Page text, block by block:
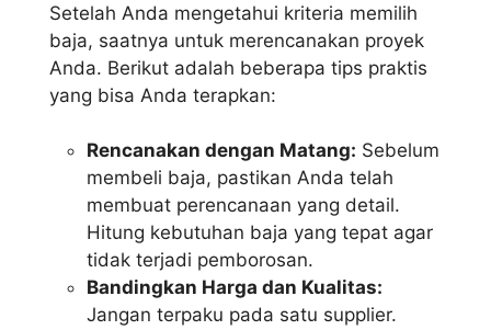
Setelah Anda mengetahui kriteria memilih
baja, saatnya untuk merencanakan proyek
Anda. Berikut adalah beberapa tips praktis
yang bisa Anda terapkan:
Rencanakan dengan Matang: Sebelum
membeli baja, pastikan Anda telah
membuat perencanaan yang detail.
Hitung kebutuhan baja yang tepat agar
tidak terjadi pemborosan.
Bandingkan Harga dan Kualitas:
Jangan terpaku pada satu supplier.